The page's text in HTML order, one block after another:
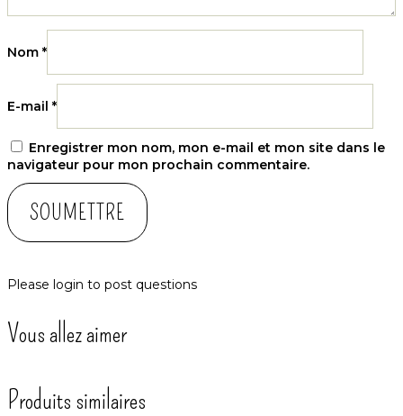
Contenu du sachet:
5 graines de Capparis Spinosa
À télécharger gratuitement :
unefiche de culture
Nom *
E-mail *
Enregistrer mon nom, mon e-mail et mon site dans le
navigateur pour mon prochain commentaire.
Please login to post questions
Vous allez aimer
Produits similaires